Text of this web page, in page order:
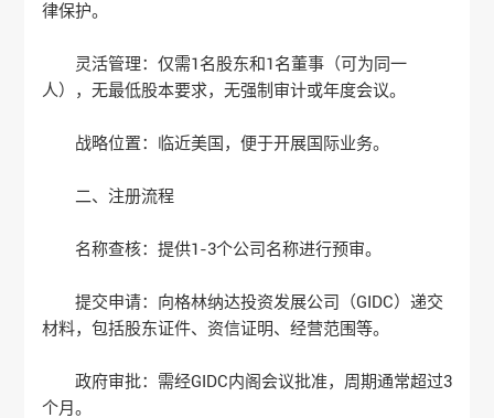
律保护‌。
‌灵活管理‌：仅需1名股东和1名董事（可为同一
人），无最低股本要求，无强制审计或年度会议‌。
‌战略位置‌：临近美国，便于开展国际业务‌。
二、注册流程
‌名称查核‌：提供1-3个公司名称进行预审‌。
‌提交申请‌：向格林纳达投资发展公司（GIDC）递交
材料，包括股东证件、资信证明、经营范围等‌。
‌政府审批‌：需经GIDC内阁会议批准，周期通常超过3
个月‌。